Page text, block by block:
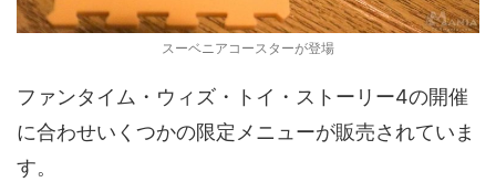
スーベニアコースターが登場
ファンタイム・ウィズ・トイ・ストーリー4の開催
に合わせいくつかの限定メニューが販売されていま
す。